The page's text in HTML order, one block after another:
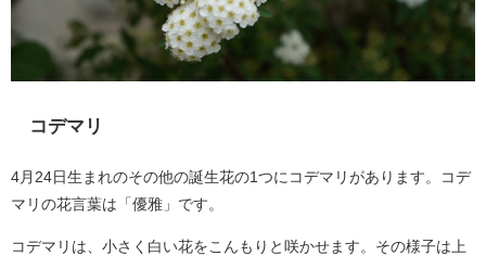
コデマリ
4月24日生まれのその他の誕生花の1つにコデマリがあります。コデ
マリの花言葉は「優雅」です。
コデマリは、小さく白い花をこんもりと咲かせます。その様子は上